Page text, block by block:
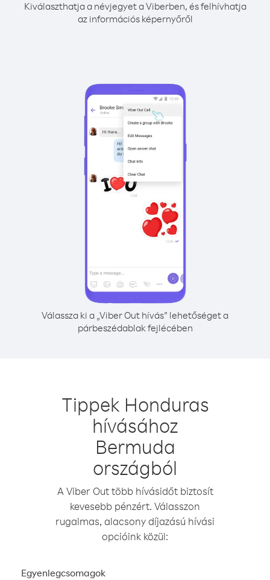
Kiválaszthatja a névjegyet a Viberben, és felhívhatja
az információs képernyőről
Válassza ki a „Viber Out hívás” lehetőséget a
párbeszédablak fejlécében
Tippek Honduras
hívásához
Bermuda
országból
A Viber Out több hívásidőt biztosít
kevesebb pénzért. Válasszon
rugalmas, alacsony díjazású hívási
opcióink közül:
Egyenlegcsomagok